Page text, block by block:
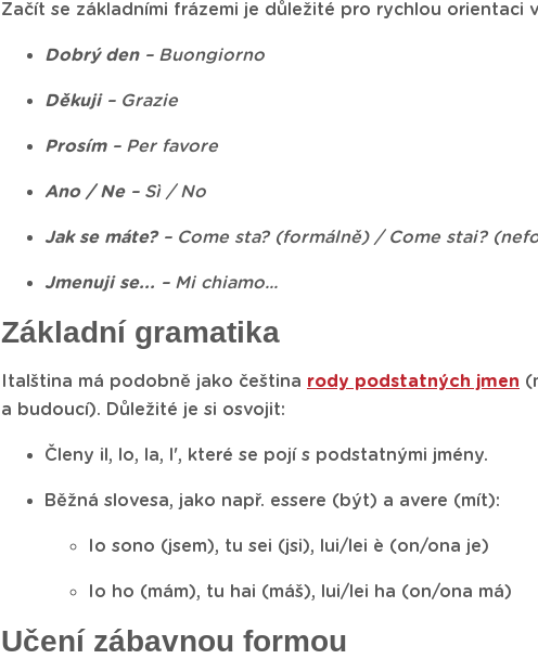
Začít se základními frázemi je důležité pro rychlou orientaci
Dobrý den– Buongiorno
Děkuji– Grazie
Prosím– Per favore
Ano / Ne– Sì / No
Jak se máte?– Come sta? (formálně) / Come stai?
Jmenuji se... – Mi chiamo...
Základní gramatika
Italština má podobně jako čeština rody podstatných jmen
a budoucí). Důležité je si osvojit:
Členy il, lo, la, l', které se pojí s podstatnými jmény.
Běžná slovesa, jako např. essere (být) a avere (mít):
Io sono (jsem), tu sei (jsi), lui/lei è (on/ona je)
Io ho (mám), tu hai (máš), lui/lei ha (on/ona má)
Učení zábavnou formou